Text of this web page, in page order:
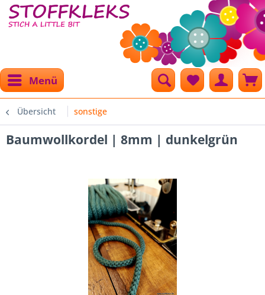
Menü
Übersicht sonstige
Baumwollkordel | 8mm | dunkelgrün